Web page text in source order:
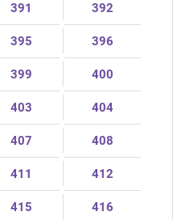
391 392
395 396
399 400
403 404
407 408
411 412
415 416